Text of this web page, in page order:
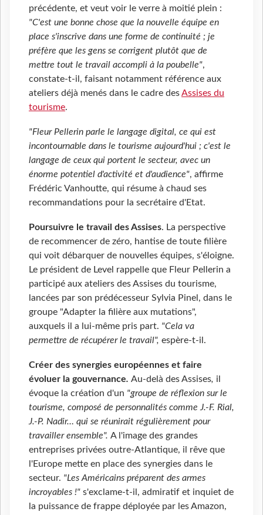
précédente, et veut voir le verre à moitié plein :
"C'est une bonne chose que la nouvelle équipe en
place s'inscrive dans une forme de continuité ; je
préfère que les gens se corrigent plutôt que de
mettre tout le travail accompli à la poubelle",
constate-t-il, faisant notamment référence aux
ateliers déjà menés dans le cadre desAssises du
tourisme.
"Fleur Pellerin parle le langage digital, ce qui est
incontournable dans le tourisme aujourd'hui ; c'est le
langage de ceux qui portent le secteur, avec un
énorme potentiel d'activité et d'audience", affirme
Frédéric Vanhoutte, qui résume à chaud ses
recommandations pour la secrétaire d'Etat.
Poursuivre le travail des Assises. La perspective
de recommencer de zéro, hantise de toute filière
qui voit débarquer de nouvelles équipes, s'éloigne.
Le président de Level rappelle que Fleur Pellerin a
participé aux ateliers des Assises du tourisme,
lancées par son prédécesseur Sylvia Pinel, dans le
groupe "Adapter la filière aux mutations",
auxquels il a lui-même pris part. "Cela va
permettre de récupérer le travail", espère-t-il.
Créer des synergies européennes et faire
évoluer la gouvernance. Au-delà des Assises, il
évoque la création d'un "groupe de réflexion sur le
tourisme, composé de personnalités comme J.-F. Rial,
J.-P. Nadir… qui se réunirait régulièrement pour
travailler ensemble". A l'image des grandes
entreprises privées outre-Atlantique, il rêve que
l'Europe mette en place des synergies dans le
secteur. "Les Américains préparent des armes
incroyables !" s'exclame-t-il, admiratif et inquiet de
la puissance de frappe déployée par les Amazon,